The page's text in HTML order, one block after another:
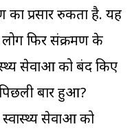
का प्रसार रुकता है. यह
फिर संक्रमण के
सेवाओं को बंद किए
बार हुआ?
सेवाओं को